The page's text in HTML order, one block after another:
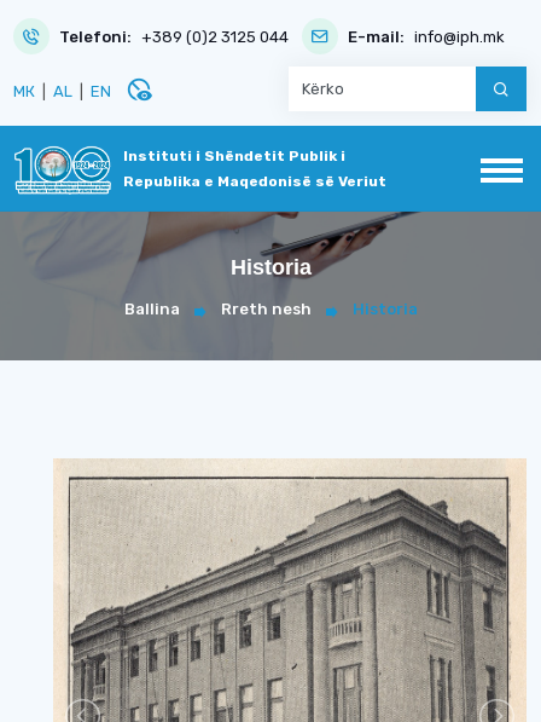
Telefoni: +389 (0)2 3125 044 E-mail: info@iph.mk
МК AL EN disabled_visible
Instituti i Shëndetit Publik i
Republika e Maqedonisë së Veriut
Historia
Ballina Rreth nesh Historia